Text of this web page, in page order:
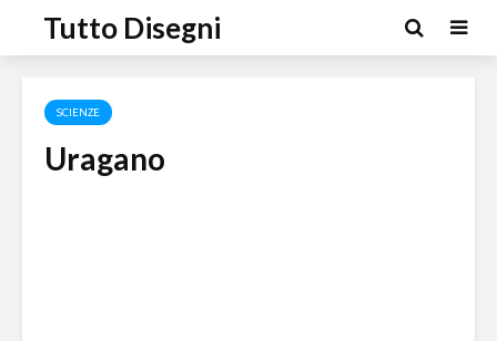
Tutto Disegni
SCIENZE
Uragano